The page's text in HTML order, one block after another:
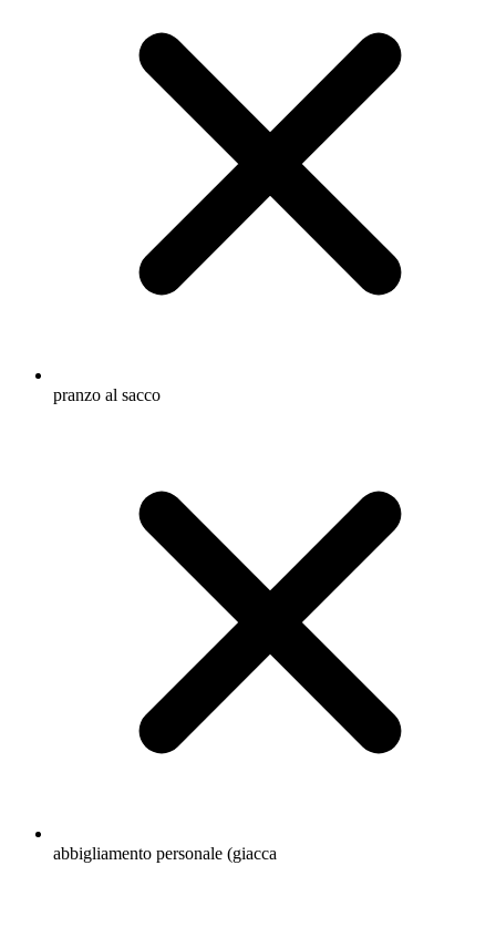
pranzo al sacco
abbigliamento personale (giacca